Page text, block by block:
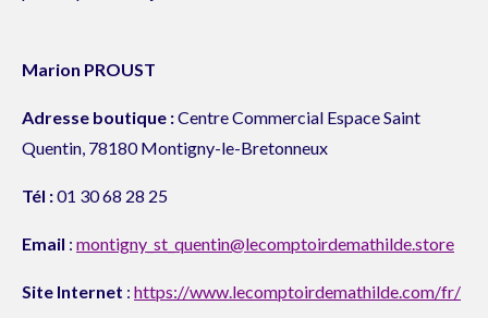
Marion PROUST
Adresse boutique :Centre Commercial Espace Saint
Quentin, 78180Montigny-le-Bretonneux
Tél :01 30 68 28 25
Email : montigny_st_quentin@lecomptoirdemathilde.store
Site Internet : https://www.lecomptoirdemathilde.com/fr/